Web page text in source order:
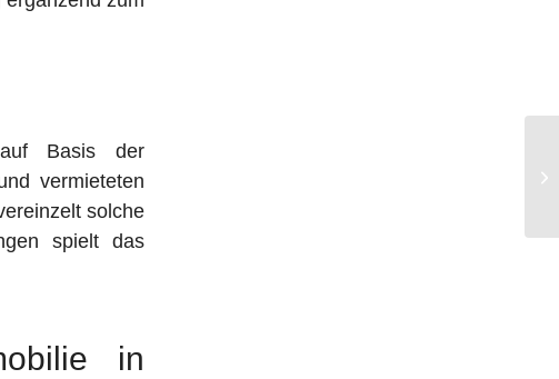
auf Basis der
vermieteten
solche
spielt das
in